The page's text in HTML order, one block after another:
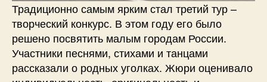
Традиционно самым ярким стал третий тур –
творческий конкурс. В этом году его было
решено посвятить малым городам России.
Участники песнями, стихами и танцами
рассказали о родных уголках. Жюри оценивало